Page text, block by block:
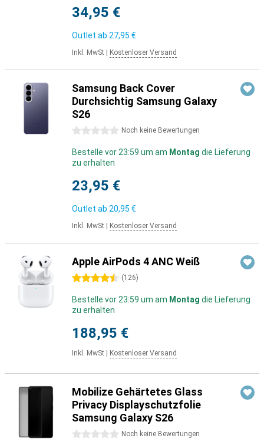
34,95 €
Outlet ab 27,95 €
Inkl. MwSt Kostenloser Versand
Samsung Back Cover
Durchsichtig Samsung Galaxy
S26
0 Sterne Noch keine Bewertungen
Bestelle vor 23:59 um am Montag die Lieferung
zu erhalten
23,95 €
Outlet ab 20,95 €
Inkl. MwSt Kostenloser Versand
Apple AirPods 4 ANC Weiß
4.5 Sterne (126)
Bestelle vor 23:59 um am Montag die Lieferung
zu erhalten
188,95 €
Inkl. MwSt Kostenloser Versand
Mobilize Gehärtetes Glass
Privacy Displayschutzfolie
Samsung Galaxy S26
0 Sterne Noch keine Bewertungen